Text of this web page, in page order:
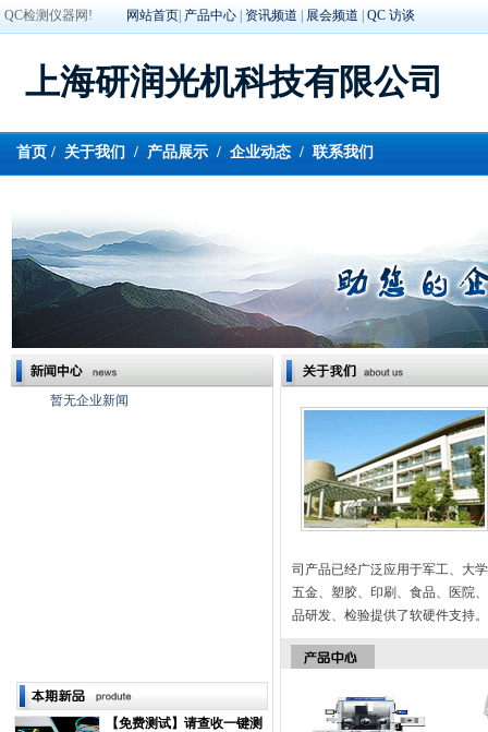
QC检测仪器网! 网站首页 产品中心 资讯频道 展会频道 QC 访谈
上海研润光机科技有限公司
首页 / 关于我们 / 产品展示 / 企业动态 / 联系我们
暂无企业新闻
【免费测试】请查收一键测
司产品已经广泛应用于军工、大
五金、塑胶、印刷、食品、医院
品研发、检验提供了软硬件支持